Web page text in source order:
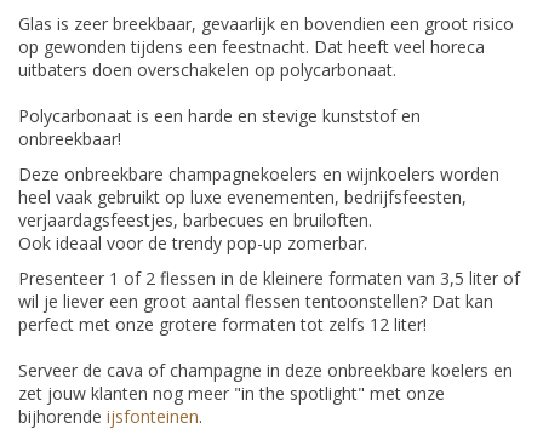
Glas is zeer breekbaar, gevaarlijk en bovendien een groot risico
op gewonden tijdens een feestnacht. Dat heeft veel horeca
uitbaters doen overschakelen op polycarbonaat.
Polycarbonaat is een harde en stevige kunststof en
onbreekbaar!
Deze onbreekbare champagnekoelers en wijnkoelers worden
heel vaak gebruikt op luxe evenementen, bedrijfsfeesten,
verjaardagsfeestjes, barbecues en bruiloften.
Ook ideaal voor de trendy pop-up zomerbar.
Presenteer 1 of 2 flessen in de kleinere formaten van 3,5 liter of
wil je liever een groot aantal flessen tentoonstellen? Dat kan
perfect met onze grotere formaten tot zelfs 12 liter!
Serveer de cava of champagne in deze onbreekbare koelers en
zet jouw klanten nog meer "in the spotlight" met onze
bijhorende ijsfonteinen.